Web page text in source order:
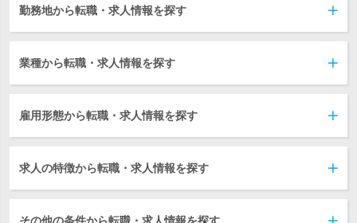
勤務地から転職・求人情報を探す
業種から転職・求人情報を探す
雇用形態から転職・求人情報を探す
求人の特徴から転職・求人情報を探す
その他の条件から転職・求人情報を探す